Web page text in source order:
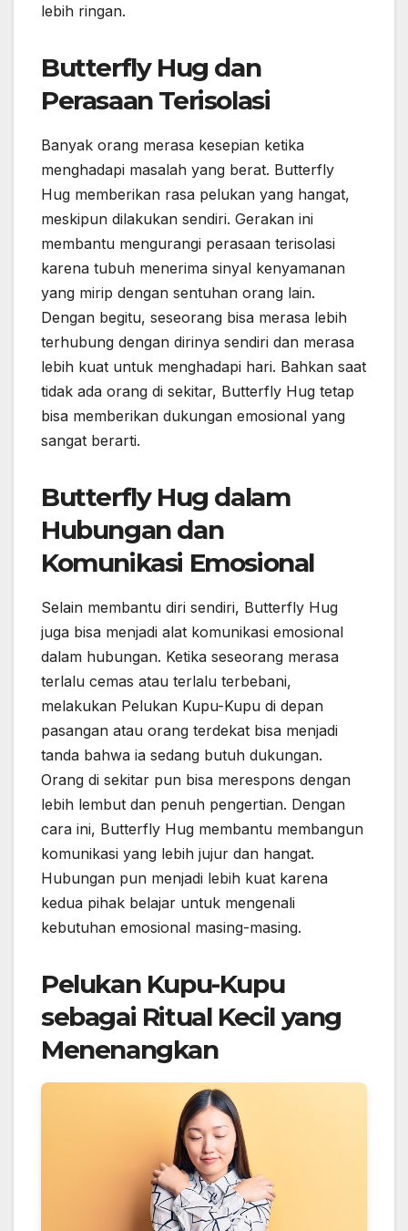
lebih ringan.
Butterfly Hug dan
Perasaan Terisolasi
Banyak orang merasa kesepian ketika
menghadapi masalah yang berat. Butterfly
Hug memberikan rasa pelukan yang hangat,
meskipun dilakukan sendiri. Gerakan ini
membantu mengurangi perasaan terisolasi
karena tubuh menerima sinyal kenyamanan
yang mirip dengan sentuhan orang lain.
Dengan begitu, seseorang bisa merasa lebih
terhubung dengan dirinya sendiri dan merasa
lebih kuat untuk menghadapi hari. Bahkan saat
tidak ada orang di sekitar, Butterfly Hug tetap
bisa memberikan dukungan emosional yang
sangat berarti.
Butterfly Hug dalam
Hubungan dan
Komunikasi Emosional
Selain membantu diri sendiri, Butterfly Hug
juga bisa menjadi alat komunikasi emosional
dalam hubungan. Ketika seseorang merasa
terlalu cemas atau terlalu terbebani,
melakukan Pelukan Kupu-Kupu di depan
pasangan atau orang terdekat bisa menjadi
tanda bahwa ia sedang butuh dukungan.
Orang di sekitar pun bisa merespons dengan
lebih lembut dan penuh pengertian. Dengan
cara ini, Butterfly Hug membantu membangun
komunikasi yang lebih jujur dan hangat.
Hubungan pun menjadi lebih kuat karena
kedua pihak belajar untuk mengenali
kebutuhan emosional masing-masing.
Pelukan Kupu-Kupu
sebagai Ritual Kecil yang
Menenangkan